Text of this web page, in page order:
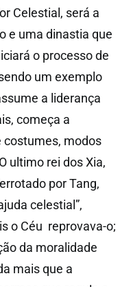
Celestial, será a
e uma dinastia que
o processo de
um exemplo
a liderança
começa a
costumes, modos
ultimo rei dos Xia,
por Tang,
celestial”,
o Céu reprovava-o;
da moralidade
mais que a